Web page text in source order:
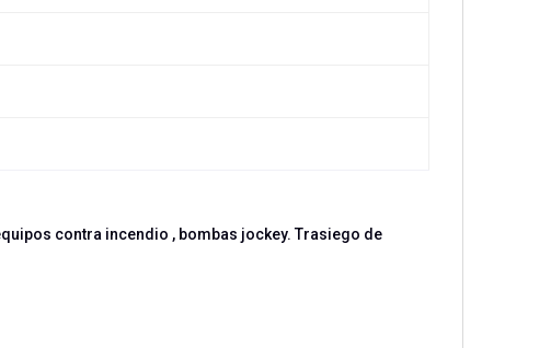
contra incendio , bombas jockey. Trasiego de